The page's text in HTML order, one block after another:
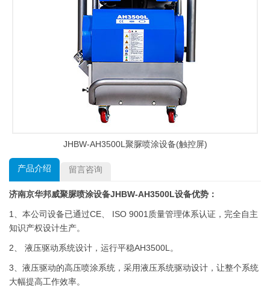
JHBW-AH3500L聚脲喷涂设备(触控屏)
产品介绍 留言咨询
济南京华邦威聚脲喷涂设备JHBW-AH3500L设备优势：
1、本公司设备已通过CE、 ISO 9001质量管理体系认证，完全自主
知识产权设计生产。
2、 液压驱动系统设计，运行平稳AH3500L。
3、液压驱动的高压喷涂系统，采用液压系统驱动设计，让整个系统
大幅提高工作效率。